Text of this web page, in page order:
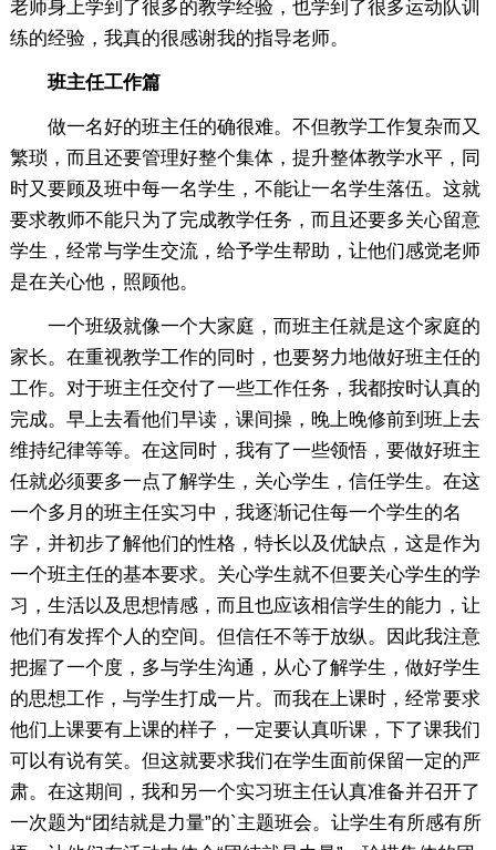
老师身上学到了很多的教学经验，也学到了很多运动队训
练的经验，我真的很感谢我的指导老师。
班主任工作篇
做一名好的班主任的确很难。不但教学工作复杂而又
繁琐，而且还要管理好整个集体，提升整体教学水平，同
时又要顾及班中每一名学生，不能让一名学生落伍。这就
要求教师不能只为了完成教学任务，而且还要多关心留意
学生，经常与学生交流，给予学生帮助，让他们感觉老师
是在关心他，照顾他。
一个班级就像一个大家庭，而班主任就是这个家庭的
家长。在重视教学工作的同时，也要努力地做好班主任的
工作。对于班主任交付了一些工作任务，我都按时认真的
完成。早上去看他们早读，课间操，晚上晚修前到班上去
维持纪律等等。在这同时，我有了一些领悟，要做好班主
任就必须要多一点了解学生，关心学生，信任学生。在这
一个多月的班主任实习中，我逐渐记住每一个学生的名
字，并初步了解他们的性格，特长以及优缺点，这是作为
一个班主任的基本要求。关心学生就不但要关心学生的学
习，生活以及思想情感，而且也应该相信学生的能力，让
他们有发挥个人的空间。但信任不等于放纵。因此我注意
把握了一个度，多与学生沟通，从心了解学生，做好学生
的思想工作，与学生打成一片。而我在上课时，经常要求
他们上课要有上课的样子，一定要认真听课，下了课我们
可以有说有笑。但这就要求我们在学生面前保留一定的严
肃。在这期间，我和另一个实习班主任认真准备并召开了
一次题为“团结就是力量”的`主题班会。让学生有所感有所